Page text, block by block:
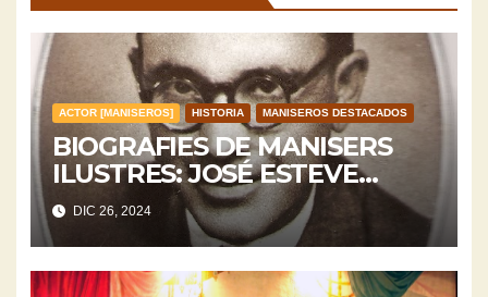
ACTOR [MANISEROS] HISTORIA MANISEROS DESTACADOS
BIOGRAFIES DE MANISERS
ILUSTRES: JOSÉ ESTEVE
SERRA
DIC 26, 2024